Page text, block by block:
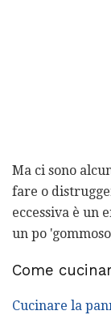
Ma ci sono
fare o
eccessiva è un
un po
Come
Cucinare la